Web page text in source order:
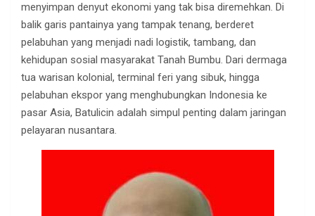
menyimpan denyut ekonomi yang tak bisa diremehkan. Di
balik garis pantainya yang tampak tenang, berderet
pelabuhan yang menjadi nadi logistik, tambang, dan
kehidupan sosial masyarakat Tanah Bumbu. Dari dermaga
tua warisan kolonial, terminal feri yang sibuk, hingga
pelabuhan ekspor yang menghubungkan Indonesia ke
pasar Asia, Batulicin adalah simpul penting dalam jaringan
pelayaran nusantara.